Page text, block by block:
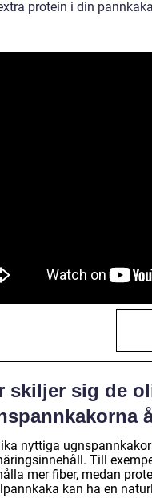
protein i din
skiljer sig de
nyttiga
Till
mer fiber, medan
kan ha en